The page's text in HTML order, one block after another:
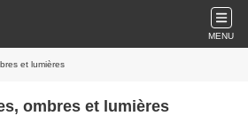
MENU
et lumières
ombres et lumières